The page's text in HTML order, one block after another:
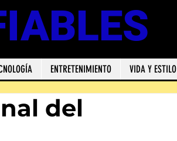
ENTRETENIMIENTO VIDA Y ESTILO
del